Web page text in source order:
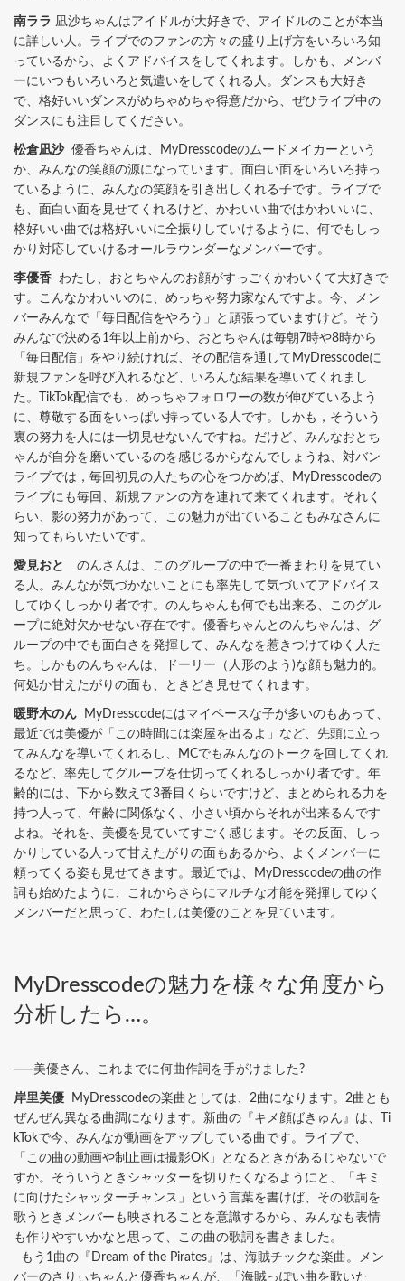
南ララ 凪沙ちゃんはアイドルが大好きで、アイドルのことが本当
に詳しい人。ライブでのファンの方々の盛り上げ方をいろいろ知
っているから、よくアドバイスをしてくれます。しかも、メンバ
ーにいつもいろいろと気遣いをしてくれる人。ダンスも大好き
で、格好いいダンスがめちゃめちゃ得意だから、ぜひライブ中の
ダンスにも注目してください。
松倉凪沙優香ちゃんは、MyDresscodeのムードメイカーという
か、みんなの笑顔の源になっています。面白い面をいろいろ持っ
ているように、みんなの笑顔を引き出しくれる子です。ライブで
も、面白い面を見せてくれるけど、かわいい曲ではかわいいに、
格好いい曲では格好いいに全振りしていけるように、何でもしっ
かり対応していけるオールラウンダーなメンバーです。
李優香 わたし、おとちゃんのお顔がすっごくかわいくて大好きで
す。こんなかわいいのに、めっちゃ努力家なんですよ。今、メン
バーみんなで「毎日配信をやろう」と頑張っていますけど。そう
みんなで決める1年以上前から、おとちゃんは毎朝7時や8時から
「毎日配信」をやり続ければ、その配信を通してMyDresscodeに
新規ファンを呼び入れるなど、いろんな結果を導いてくれまし
た。TikTok配信でも、めっちゃフォロワーの数が伸びているよう
に、尊敬する面をいっぱい持っている人です。しかも，そういう
裏の努力を人には一切見せないんですね。だけど、みんなおとち
ゃんが自分を磨いているのを感じるからなんでしょうね、対バン
ライブでは，毎回初見の人たちの心をつかめば、MyDresscodeの
ライブにも毎回、新規ファンの方を連れて来てくれます。それく
らい、影の努力があって、この魅力が出ていることもみなさんに
知ってもらいたいです。
愛見おと
のんさんは、このグループの中で一番まわりを見てい
る人。みんなが気づかないことにも率先して気づいてアドバイス
してゆくしっかり者です。のんちゃんも何でも出来る、このグル
ープに絶対欠かせない存在です。優香ちゃんとのんちゃんは、グ
ループの中でも面白さを発揮して、みんなを惹きつけてゆく人た
ち。しかものんちゃんは、ドーリー（人形のよう)な顔も魅力的。
何処か甘えたがりの面も、ときどき見せてくれます。
暖野木のん MyDresscodeにはマイペースな子が多いのもあって、
最近では美優が「この時間には楽屋を出るよ」など、先頭に立っ
てみんなを導いてくれるし、MCでもみんなのトークを回してくれ
るなど、率先してグループを仕切ってくれるしっかり者です。年
齢的には、下から数えて3番目くらいですけど、まとめられる力を
持つ人って、年齢に関係なく、小さい頃からそれが出来るんです
よね。それを、美優を見ていてすごく感じます。その反面、しっ
かりしている人って甘えたがりの面もあるから、よくメンバーに
頼ってくる姿も見せてきます。最近では、MyDresscodeの曲の作
詞も始めたように、これからさらにマルチな才能を発揮してゆく
メンバーだと思って、わたしは美優のことを見ています。
MyDresscodeの魅力を様々な角度から
分析したら…。
──美優さん、これまでに何曲作詞を手がけました?
岸里美優 MyDresscodeの楽曲としては、2曲になります。2曲とも
ぜんぜん異なる曲調になります。新曲の『キメ顔ばきゅん』は、Ti
kTokで今、みんなが動画をアップしている曲です。ライブで、
「この曲の動画や制止画は撮影OK」となるときがあるじゃないで
すか。そういうときシャッターを切りたくなるようにと、「キミ
に向けたシャッターチャンス」という言葉を書けば、その歌詞を
歌うときメンバーも映されることを意識するから、みんなも表情
も作りやすいかなと思って、この曲の歌詞を書きました。
もう1曲の『Dream of the Pirates』は、海賊チックな楽曲。メン
バーのさりぃちゃんと優香ちゃんが、「海賊っぽい曲を歌いた